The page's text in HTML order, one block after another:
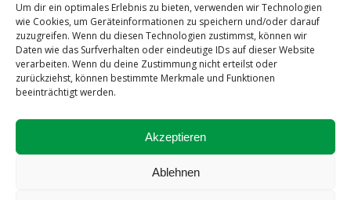
Um dir ein optimales Erlebnis zu bieten, verwenden wir Technologien
wie Cookies, um Geräteinformationen zu speichern und/oder darauf
zuzugreifen. Wenn du diesen Technologien zustimmst, können wir
Daten wie das Surfverhalten oder eindeutige IDs auf dieser Website
verarbeiten. Wenn du deine Zustimmung nicht erteilst oder
zurückziehst, können bestimmte Merkmale und Funktionen
beeinträchtigt werden.
Akzeptieren
Ablehnen
Impressum